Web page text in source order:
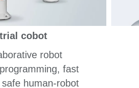
cobot
robot
fast
human-robot